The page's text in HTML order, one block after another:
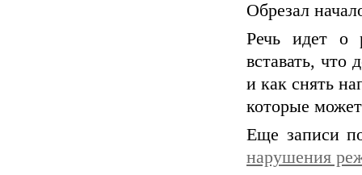
Обрезал
Речь идет о
вставать, что
и как снять
которые
Еще записи
нарушения